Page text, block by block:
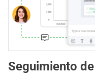
Seguimiento